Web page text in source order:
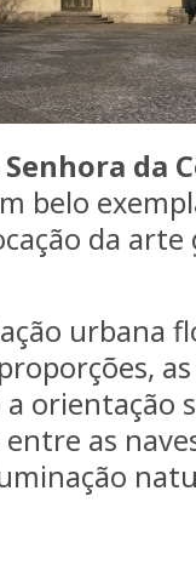
da
belo
da
urbana
orientação
as